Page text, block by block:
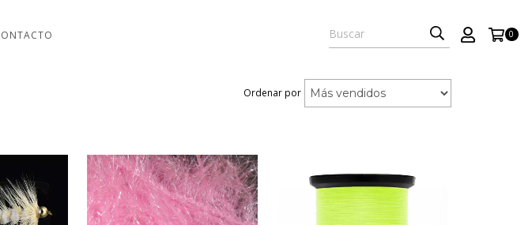
0
Ordenar por